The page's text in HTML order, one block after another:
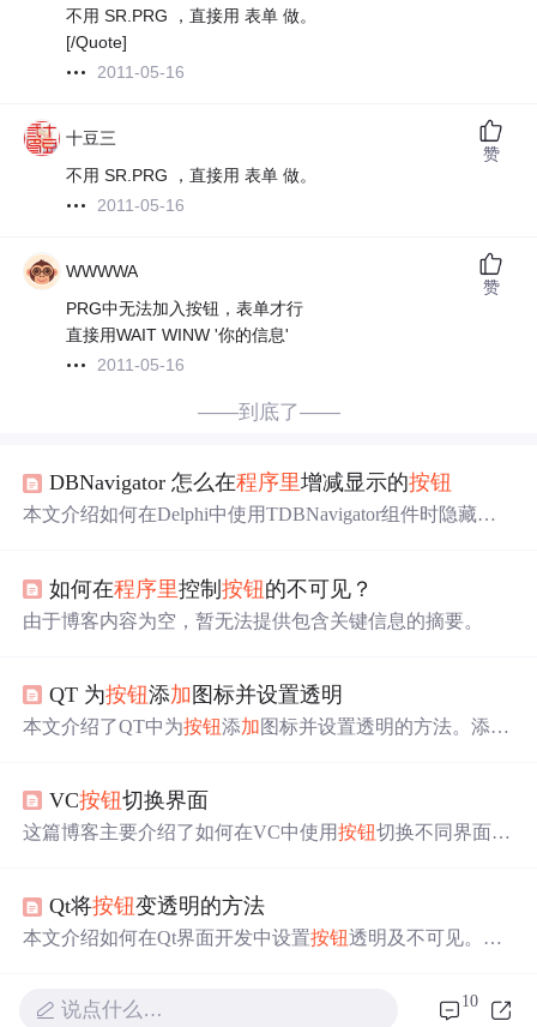
不用 SR.PRG ，直接用 表单 做。
[/Quote]
2011-05-16
十豆三
不用 SR.PRG ，直接用 表单 做。
2011-05-16
赞
WWWWA
PRG中无法加入按钮，表单才行
直接用WAIT WINW '你的信息'
2011-05-16
赞
——到底了——
DBNavigator 怎么在程序里增减显示的按钮
本文介绍如何在Delphi中使用TDBNavigator组件时隐藏特
如何在程序里控制按钮的不可见？
由于博客内容为空，暂无法提供包含关键信息的摘要。
QT 为按钮添加 图标并设置透明
本文介绍了QT中为按钮添加图标并设置透明的方法。添加
阴影问题，最终通过更改Qt控件聚焦策略，将pushbutton默
认的StrongFocus改成NoFocus解决。
VC按钮切换界面
这篇博客主要介绍了如何在VC中使用按钮切换不同界面。
nban类中，为按钮添加控制这两个函数的事件处理，从而
实现在DATA Find和DATA In按钮间切换界面。OnCreateCli
Qt将按钮变透明的方法
本文介绍如何在Qt界面开发中设置按钮透明及不可见。通
钮，则可在CPP文件中设置其为不可见。
说点什么… 10